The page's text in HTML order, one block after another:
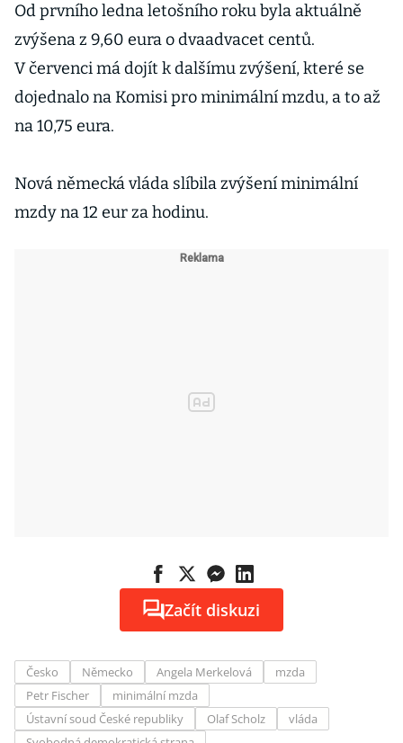
Od prvního ledna letošního roku byla aktuálně
zvýšena z 9,60 eura o dvaadvacet centů.
V červenci má dojít k dalšímu zvýšení, které se
dojednalo na Komisi pro minimální mzdu, a to až
na 10,75 eura.
Nová německá vláda slíbila zvýšení minimální
mzdy na 12 eur za hodinu.
Začít diskuzi
Česko Německo Angela Merkelová
mzda
Petr Fischer
minimální mzda
Ústavní soud České republiky
Olaf Scholz
vláda